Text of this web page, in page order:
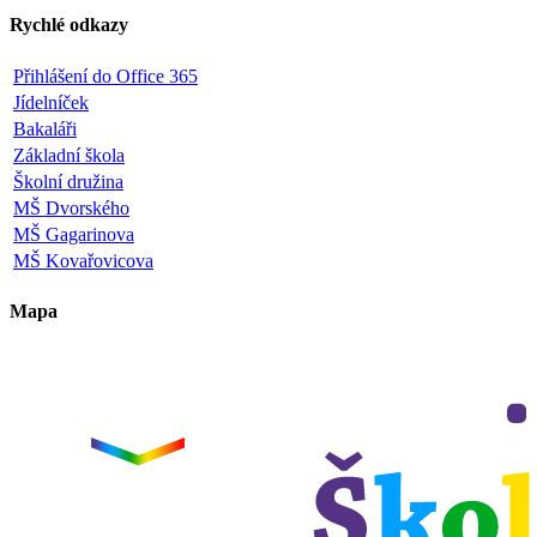
Rychlé odkazy
Přihlášení do Office 365
Jídelníček
Bakaláři
Základní škola
Školní družina
MŠ Dvorského
MŠ Gagarinova
MŠ Kovařovicova
Mapa